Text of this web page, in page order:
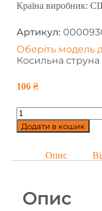
Країна виробник:
Артикул:
Оберіть модель
Косильна струна
106 ₴
Додати в кошик
Опис
Опис